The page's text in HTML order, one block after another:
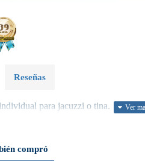
compró
Reseñas
para jacuzzi o tina.